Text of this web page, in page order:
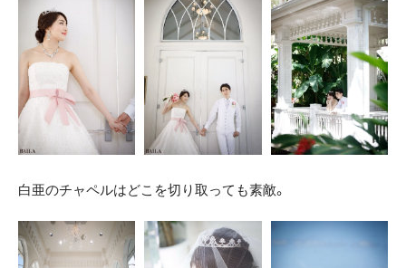
白亜のチャペルはどこを切り取っても素敵。